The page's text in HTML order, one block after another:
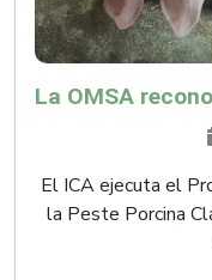
El ICA ejecuta el
la Peste Porcina